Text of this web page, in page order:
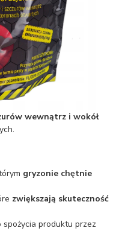
wewnątrz i wokół
gryzonie chętnie
zwiększają skuteczność
spożycia produktu przez